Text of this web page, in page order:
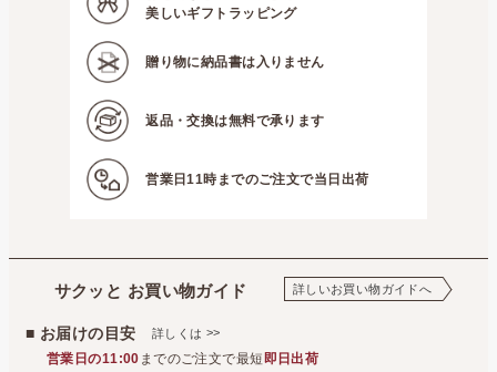
美しいギフトラッピング
贈り物に納品書は入りません
返品・交換は無料で承ります
営業日11時までのご注文で当日出荷
サクッと お買い物ガイド 詳しいお買い物ガイドへ
■ お届けの目安 詳しくは >>
営業日の11:00 までのご注文で最短 即日出荷